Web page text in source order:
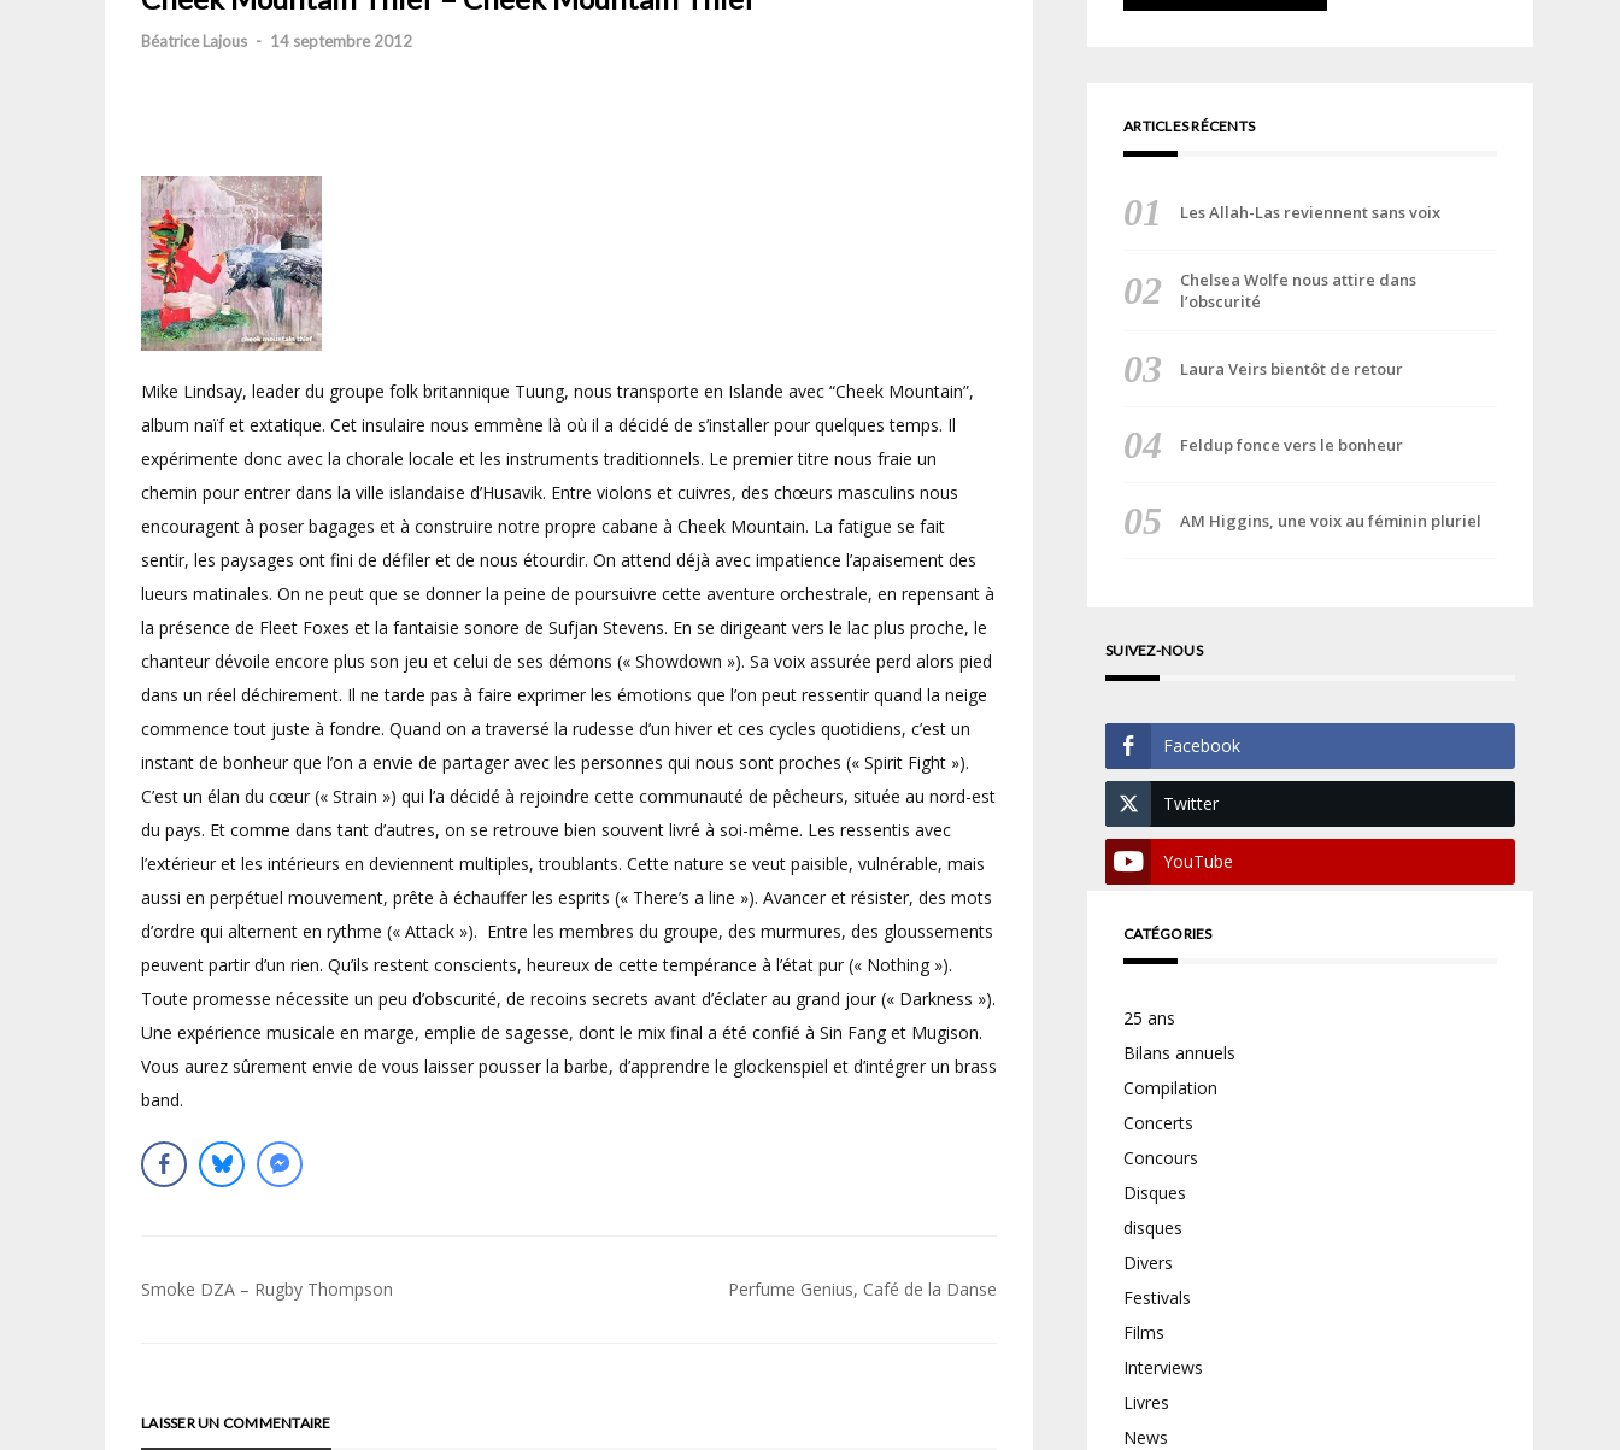
Béatrice Lajous - 14 septembre 2012
Mike Lindsay, leader du groupe folk britannique Tuung, nous transporte en Islande avec “Cheek Mountain”,
album naïf et extatique. Cet insulaire nous emmène là où il a décidé de s’installer pour quelques temps. Il
expérimente donc avec la chorale locale et les instruments traditionnels. Le premier titre nous fraie un
chemin pour entrer dans la ville islandaise d’Husavik. Entre violons et cuivres, des chœurs masculins nous
encouragent à poser bagages et à construire notre propre cabane à Cheek Mountain. La fatigue se fait
sentir, les paysages ont fini de défiler et de nous étourdir. On attend déjà avec impatience l’apaisement des
lueurs matinales. On ne peut que se donner la peine de poursuivre cette aventure orchestrale, en repensant à
la présence de Fleet Foxes et la fantaisie sonore de Sufjan Stevens. En se dirigeant vers le lac plus proche, le
chanteur dévoile encore plus son jeu et celui de ses démons (« Showdown »). Sa voix assurée perd alors pied
dans un réel déchirement. Il ne tarde pas à faire exprimer les émotions que l’on peut ressentir quand la neige
commence tout juste à fondre. Quand on a traversé la rudesse d’un hiver et ces cycles quotidiens, c’est un
instant de bonheur que l’on a envie de partager avec les personnes qui nous sont proches (« Spirit Fight »).
C’est un élan du cœur (« Strain ») qui l’a décidé à rejoindre cette communauté de pêcheurs, située au nord-est
du pays. Et comme dans tant d’autres, on se retrouve bien souvent livré à soi-même. Les ressentis avec
l’extérieur et les intérieurs en deviennent multiples, troublants. Cette nature se veut paisible, vulnérable, mais
aussi en perpétuel mouvement, prête à échauffer les esprits (« There’s a line »). Avancer et résister, des mots
d’ordre qui alternent en rythme (« Attack »). Entre les membres du groupe, des murmures, des gloussements
peuvent partir d’un rien. Qu’ils restent conscients, heureux de cette tempérance à l’état pur (« Nothing »).
Toute promesse nécessite un peu d’obscurité, de recoins secrets avant d’éclater au grand jour (« Darkness »).
Une expérience musicale en marge, emplie de sagesse, dont le mix final a été confié à Sin Fang et Mugison.
Vous aurez sûrement envie de vous laisser pousser la barbe, d’apprendre le glockenspiel et d’intégrer un brass
band.
Navigation
Smoke DZA – Rugby Thompson Perfume Genius, Café de la Danse
LAISSER UN COMMENTAIRE
ARTICLES RÉCENTS
Les Allah-Las reviennent sans voix
Chelsea Wolfe nous attire dans
l’obscurité
Laura Veirs bientôt de retour
Feldup fonce vers le bonheur
AM Higgins, une voix au féminin pluriel
SUIVEZ-NOUS
Facebook
Twitter
YouTube
CATÉGORIES
25 ans
Bilans annuels
Compilation
Concerts
Concours
Disques
disques
Divers
Festivals
Films
Interviews
Livres
News